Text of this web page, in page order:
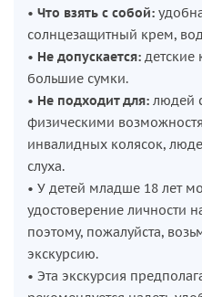
• Что взять с собой:
солнцезащитный крем,
• Не допускается: детские
большие сумки.
• Не подходит для: людей
физическими
инвалидных колясок,
слуха.
• У детей младше 18 лет
удостоверение личности
поэтому, пожалуйста,
экскурсию.
• Эта экскурсия